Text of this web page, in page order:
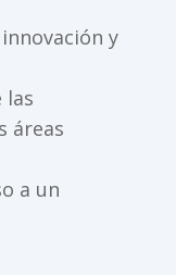
y
las
áreas
a un